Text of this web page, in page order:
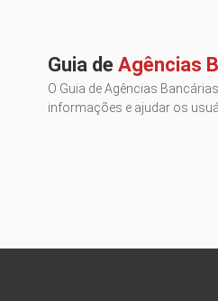
Guia de Agências
O Guia de Agências
informações e ajudar os